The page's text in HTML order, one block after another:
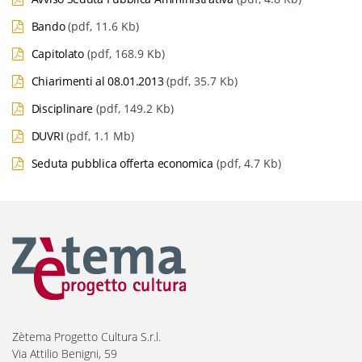
Bando (pdf, 11.6 Kb)
Capitolato (pdf, 168.9 Kb)
Chiarimenti al 08.01.2013 (pdf, 35.7 Kb)
Disciplinare (pdf, 149.2 Kb)
DUVRI (pdf, 1.1 Mb)
Seduta pubblica offerta economica (pdf, 4.7 Kb)
Zètema Progetto Cultura S.r.l.
Via Attilio Benigni, 59